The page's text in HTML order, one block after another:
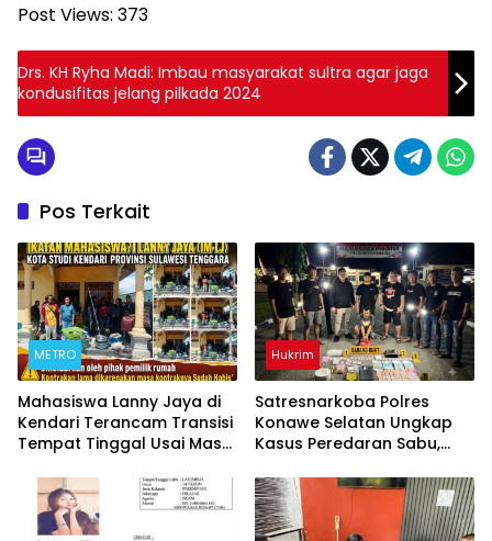
Post Views: 373
Drs. KH Ryha Madi: Imbau masyarakat sultra agar jaga
kondusifitas jelang pilkada 2024
Pos Terkait
METRO
Mahasiswa Lanny Jaya di
Kendari Terancam Transisi
Tempat Tinggal Usai Masa
Hukrim
Satresnarkoba Polres
Konawe Selatan Ungkap
Kasus Peredaran Sabu,
Diamankan